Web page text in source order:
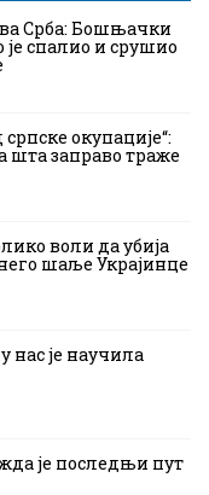
Срба: Бошњачки
спалио и срушио
окупације“:
шта заправо траже
воли да убија
шаље Украјинце
нас је научила
је последњи пут